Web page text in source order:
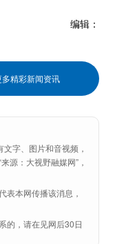
编辑：
精彩新闻资讯
字、图片和音视频，
源：大视野融媒网”，
表本网传播该消息，
的，请在见网后30日